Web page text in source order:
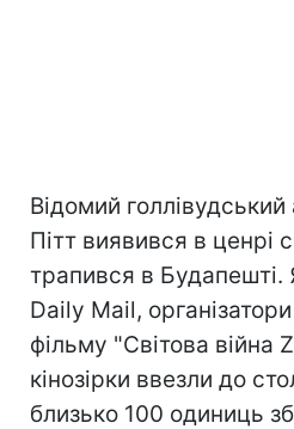
Відомий
Пітт виявився в ценрі
трапився в Будапешті.
Daily Mail,
фільму "Світова війна
кінозірки ввезли до
близько 100 одиниць